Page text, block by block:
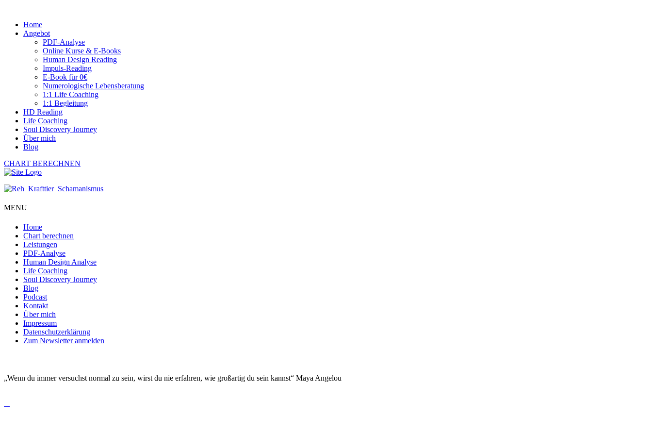
Home
Angebot
PDF-Analyse
Online Kurse & E-Books
Human Design Reading
Impuls-Reading
E-Book für 0€
Numerologische Lebensberatung
1:1 Life Coaching
1:1 Begleitung
HD Reading
Life Coaching
Soul Discovery Journey
Über mich
Blog
CHART BERECHNEN
MENU
Home
Chart berechnen
Leistungen
PDF-Analyse
Human Design Analyse
Life Coaching
Soul Discovery Journey
Blog
Podcast
Kontakt
Über mich
Impressum
Datenschutzerklärung
Zum Newsletter anmelden
„Wenn du immer versuchst normal zu sein, wirst du nie erfahren, wie großartig du sein kannst“ Maya Angelou